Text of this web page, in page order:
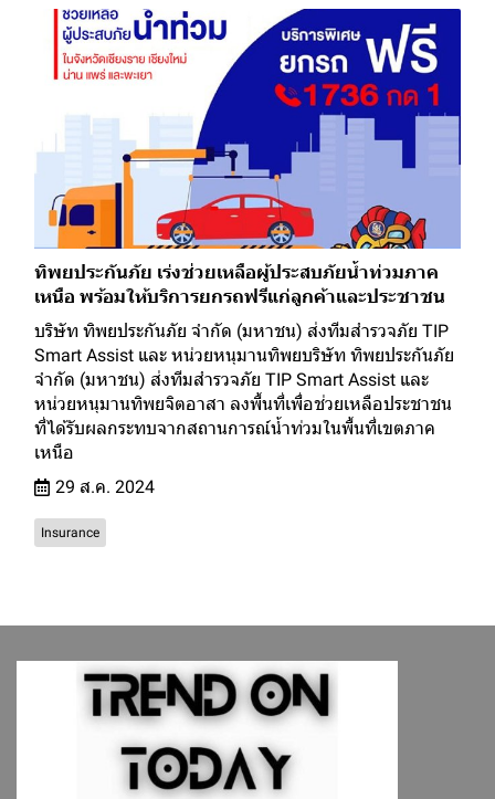
ทิพยประกันภัย เร่งช่วยเหลือผู้ประสบภัยน้ำท่วมภาค
เหนือ พร้อมให้บริการยกรถฟรีแก่ลูกค้าและประชาชน
บริษัท ทิพยประกันภัย จำกัด (มหาชน) ส่งทีมสำรวจภัย TIP
Smart Assist และ หน่วยหนุมานทิพยบริษัท ทิพยประกันภัย
จำกัด (มหาชน) ส่งทีมสำรวจภัย TIP Smart Assist และ
หน่วยหนุมานทิพยจิตอาสา ลงพื้นที่เพื่อช่วยเหลือประชาชน
ที่ได้รับผลกระทบจากสถานการณ์น้ำท่วมในพื้นที่เขตภาค
เหนือ
29 ส.ค. 2024
Insurance